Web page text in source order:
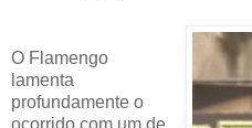
O Flamengo
lamenta
profundamente o
ocorrido com um de